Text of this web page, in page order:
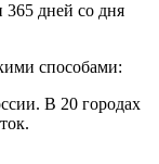
365 дней со дня
способами:
В 20 городах